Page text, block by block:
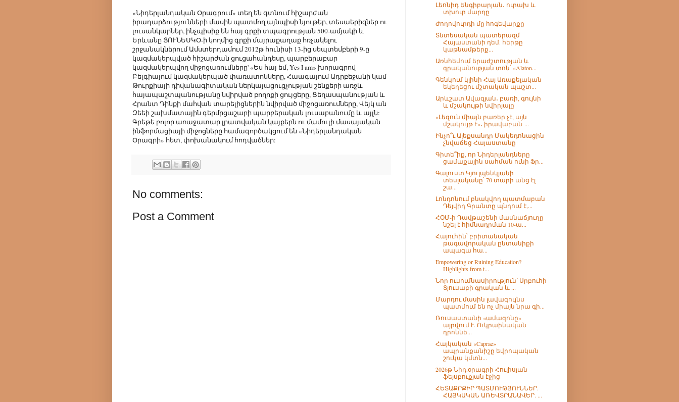
«Նիդերլանդական Օրագրում» տեղ են գտնում հիշարժան
իրադարձությունների մասին պատմող այնպիսի նյութեր, տեսաերիզներ ու
լուսանկարներ, ինչպիսիք են հայ գրքի տպագրության 500-ամյակի և
Երևանը ՅՈՒՆԵՍԿՕ-ի կողմից գրքի մայրաքաղաք հռչակելու
շրջանակներում Ամստերդամում 2012թ հունիսի 13-ից սեպտեմբերի 9-ը
կազմակերպված հիշարժան ցուցահանդեսը, պարբերաբար
կազմակերպվող միջոցառումները' «Ես հայ եմ, Yes I am» խորագրով
Բելգիայում կազմակերպած փառատոնները, Հաագայում Ադրբեջանի կամ
Թուրքիայի դիվանագիտական ներկայացուցչության շենքերի առջև
հայապաշտպանությանը նվիրված բողոքի ցույցերը, Ցեղասպանության և
Հրանտ Դինքի մահվան տարելիցներին նվիրված միջոցառումները, Վեյկ ան
Զեեի շախմատային գերմրցաշարի պարբերական լուսաբանումը և այլն:
Գրեթե բոլոր առաջատար լրատվական կայքերն ու մամուլի մասայական
ինֆորմացիայի միջոցները համագործակցում են «Նիդերլանդական
Օրագրի» հետ, փոխանակում հոդվածներ:
No comments:
Post a Comment
Լեոնիդ Ենգիբարյան․ ուրախ և
տխուր մարդը
Ժողովուրդի մը հոգեվարքը
Տնտեսական պատերազմ
Հայաստանի դեմ. հերթը
կաթնամթերք...
Առնհեմում երաժշտության և
գրականության տոն՝ «Alaton...
Գենկում կլինի Հայ Առաքելական
եկեղեցու մշտական պաշտ...
Արևշատ Ավագյան․ բառի, գույնի
և մշակույթի նվիրյալը
«Լեզուն միայն բառեր չէ, այն
մշակույթ է»․ իրավաբան-...
Ինչո՞ւ Ալեքսանդր Մակեդոնացին
չնվաճեց Հայաստանը
Գիտե՞իք, որ Նիդերլանդները
ցամաքային սահման ունի Ֆր...
Գալուստ Կյուլպենկյանի
տեսլականը՝ 70 տարի անց էլ
շա...
Լոնդոնում բնակվող պատմաբան
Դեյվիդ Գրանտը պնդում է,...
ՀՕՄ-ի Դավթաշենի մասնաճյուղը
նշել է հիմնադրման 10-ա...
Հայուհին՝ բրիտանական
թագավորական ընտանիքի
ապագա հա...
Empowering or Ruining Education?
Highlights from t...
Նոր ուսումնասիրություն՝ Սրբուհի
Տյուսաբի գրական և ...
Մարդու մասին լավագույնս
պատմում են ոչ միայն նրա գի...
Ռուսաստանի «ամազոնը»
այրվում է. Ուկրաինական
դրոննե...
Հայկական «Caprae»
ապրանքանիշը եվրոպական
շուկա կմտն...
2026թ Նիդ.օրագրի Հուլիսյան
ֆեյսբուքյան էջից
ՀԵՏԱՔՐՔԻՐ ՊԱՏՄՈՒԹՅՈՒՆՆԵՐ.
ՀԱՅԿԱԿԱՆ ԱՌԵՎՏՐԱՆԱՎԵՐ. ...